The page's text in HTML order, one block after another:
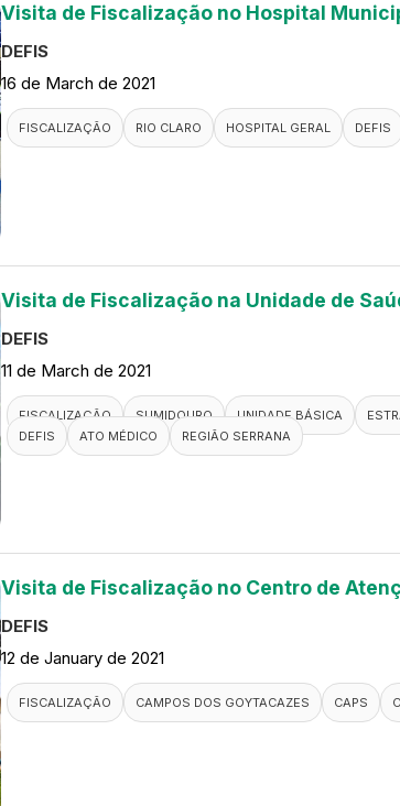
Visita de Fiscalização no Hospital
DEFIS
16 de March de 2021
FISCALIZAÇÃO RIO CLARO HOSPITAL GERAL DEFIS
Visita de Fiscalização na Unidade de
DEFIS
11 de March de 2021
FISCALIZAÇÃO SUMIDOURO UNIDADE BÁSICA
DEFIS
ATO MÉDICO REGIÃO SERRANA
Visita de Fiscalização no Centro de
DEFIS
12 de January de 2021
FISCALIZAÇÃO CAMPOS DOS GOYTACAZES CAPS